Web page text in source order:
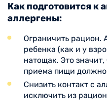
Как подготовится к
аллергены:
Ограничить рацион.
ребенка (как и у
натощак. Это
приема пищи должно
Снизить контакт с
исключить из